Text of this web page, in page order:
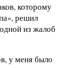
которому
решил
из жалоб
у меня было